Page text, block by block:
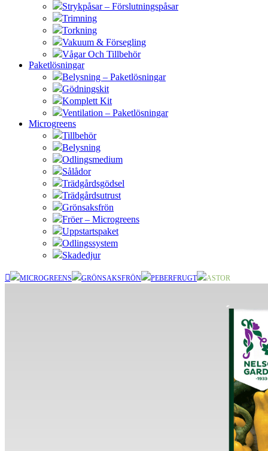
Strykpåsar – Förslutningspåsar
Trimning
Torkning
Vakuum & Försegling
Vågar Och Tillbehör
Paketlösningar
Belysning – Paketlösningar
Gödningskit
Komplett Kit
Ventilation – Paketlösningar
Microgreens
Tillbehör
Belysning
Odlingsmedium
Sålådor
Trädgårdsgödsel
Trädgårdsutrust
Grönsaksfrön
Fröer – Microgreens
Uppstartspaket
Odlingssystem
Skadedjur
MICROGREENS GRÖNSAKSFRÖN PEBERFRUGT ASTOR